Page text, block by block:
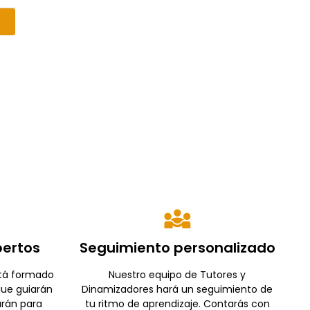
formado
guiarán
para
Seguimiento personalizado
Nuestro equipo de Tutores y
Dinamizadores hará un seguimiento de
tu ritmo de aprendizaje. Contarás con